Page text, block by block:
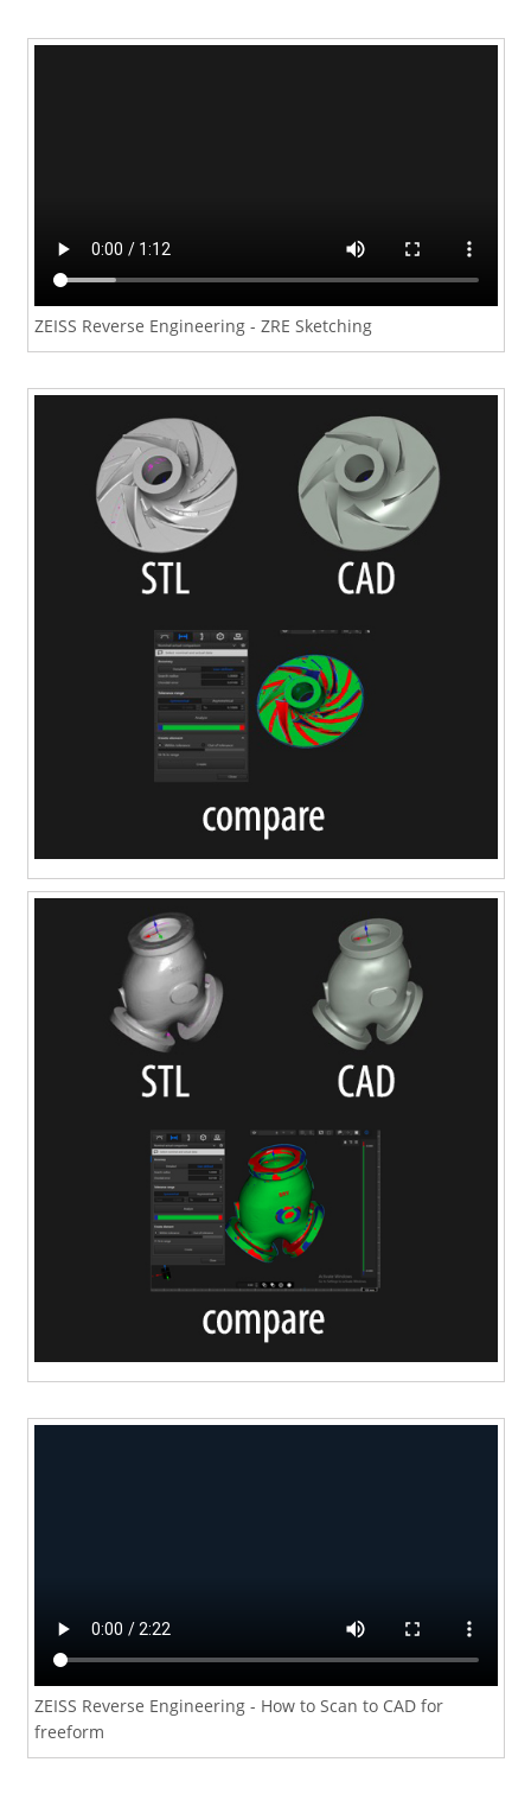
ZEISS Reverse Engineering - ZRE Sketching
ZEISS Reverse Engineering - How to Scan to CAD for
freeform